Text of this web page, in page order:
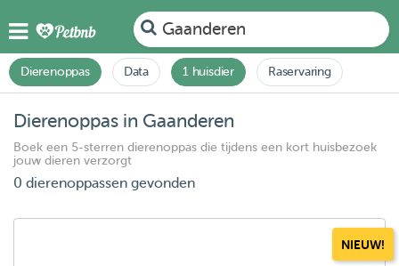
Gaanderen
Dierenoppas Data 1 huisdier Raservaring
Dierenoppas in Gaanderen
Boek een 5-sterren dierenoppas die tijdens een kort huisbezoek
jouw dieren verzorgt
0 dierenoppassen gevonden
NIEUW!